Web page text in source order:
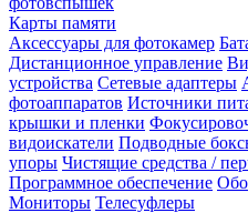
Карты памяти
Аксессуары для фотокамер
Дистанционное управление
устройства Сетевые адаптеры
фотоаппаратов Источники
крышки и пленки
видоискатели Подводные
упоры Чистящие средства /
Программное обеспечение
Мониторы Телесуфлеры